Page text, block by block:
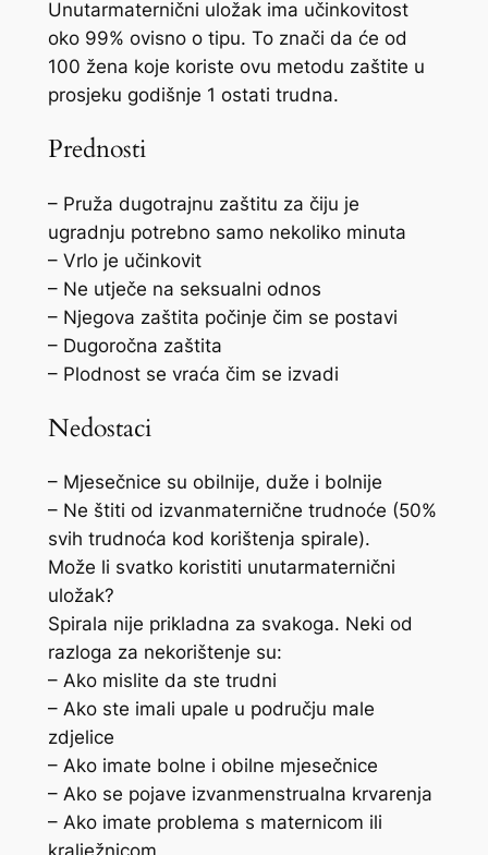
Unutarmaternični uložak ima učinkovitost
oko 99% ovisno o tipu. To znači da će od
100 žena koje koriste ovu metodu zaštite u
prosjeku godišnje 1 ostati trudna.
Prednosti
– Pruža dugotrajnu zaštitu za čiju je
ugradnju potrebno samo nekoliko minuta
– Vrlo je učinkovit
– Ne utječe na seksualni odnos
– Njegova zaštita počinje čim se postavi
– Dugoročna zaštita
– Plodnost se vraća čim se izvadi
Nedostaci
– Mjesečnice su obilnije, duže i bolnije
– Ne štiti od izvanmaternične trudnoće (50%
svih trudnoća kod korištenja spirale).
Može li svatko koristiti unutarmaternični
uložak?
Spirala nije prikladna za svakoga. Neki od
razloga za nekorištenje su:
– Ako mislite da ste trudni
– Ako ste imali upale u području male
zdjelice
– Ako imate bolne i obilne mjesečnice
– Ako se pojave izvanmenstrualna krvarenja
– Ako imate problema s maternicom ili
kralježnicom